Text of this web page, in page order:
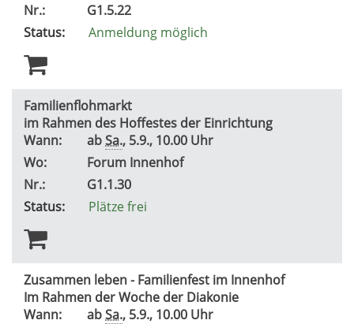
Nr.:
G1.5.22
Status:
Anmeldung möglich
Familienflohmarkt
im Rahmen des Hoffestes der Einrichtung
Wann:
abSa., 5.9., 10.00 Uhr
Wo:
Forum Innenhof
Nr.:
G1.1.30
Status:
Plätze frei
Zusammen leben - Familienfest im Innenhof
Im Rahmen der Woche der Diakonie
Wann:
abSa., 5.9., 10.00 Uhr